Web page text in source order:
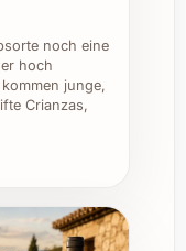
auch für
zu
noch eine
hoch
junge,
Crianzas,